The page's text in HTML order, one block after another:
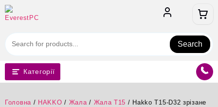
Перейти
до
Search
Категорії
Головна / HAKKO / Жала / Жала T15 / Hakko T15-D32 зрізане